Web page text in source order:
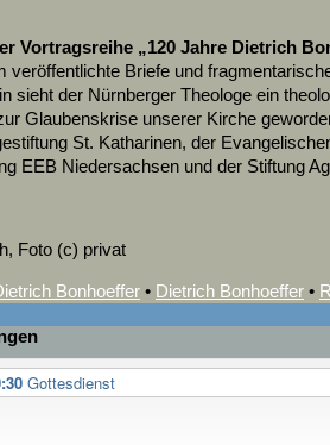
Vortragsreihe „120 Jahre Dietrich
veröffentlichte Briefe und
sieht der Nürnberger Theologe ein
Glaubenskrise unserer Kirche
St. Katharinen, der
EEB Niedersachsen und der Stiftung
Foto (c) privat
Bonhoeffer • Dietrich Bonhoeffer •
Gottesdienst